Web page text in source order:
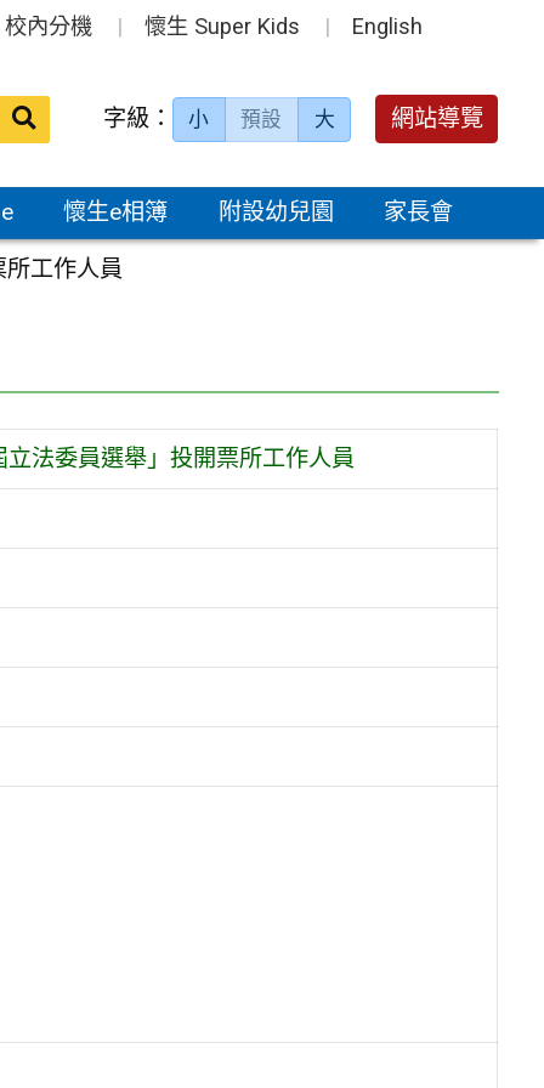
校內分機 懷生 Super Kids English
送出 字級： 小 預設 大 網站導覽
懷生e相簿 附設幼兒園 家長會
工作人員
法委員選舉」投開票所工作人員